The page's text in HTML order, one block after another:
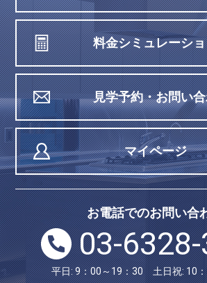
料金シミュレーシ
見学予約・お問い
マイページ
お電話でのお問い合
03-
平日: 9：00～19：30 土日祝: 10